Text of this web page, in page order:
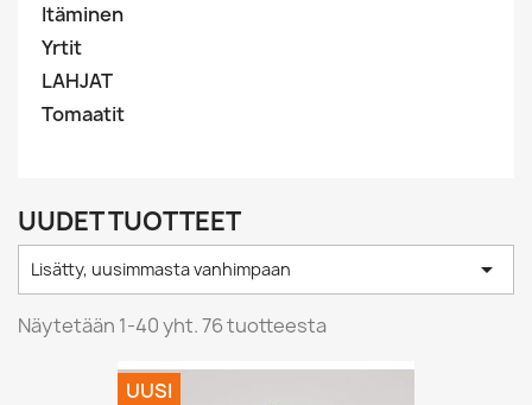
Itäminen
Yrtit
LAHJAT
Tomaatit
UUDET TUOTTEET
Lisätty, uusimmasta vanhimpaan 
Näytetään 1-40 yht. 76 tuotteesta
UUSI